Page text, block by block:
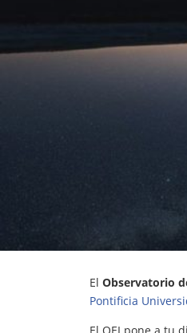
El Observatorio
Pontificia